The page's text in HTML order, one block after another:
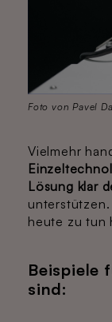
Foto von Pavel
Vielmehr
Lösung klar
heute zu tun
Beispiele
sind: